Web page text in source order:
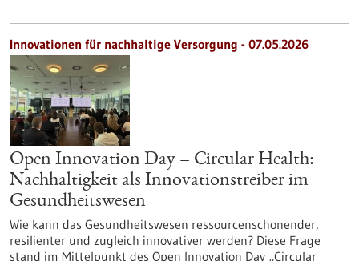
Innovationen für nachhaltige Versorgung - 07.05.2026
Open Innovation Day – Circular Health:
Nachhaltigkeit als Innovationstreiber im
Gesundheitswesen
Wie kann das Gesundheitswesen ressourcenschonender,
resilienter und zugleich innovativer werden? Diese Frage
stand im Mittelpunkt des Open Innovation Day „Circular